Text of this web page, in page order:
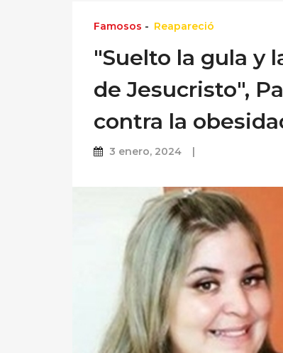
Famosos - Reapareció
"Suelto la gula y
de Jesucristo",
contra la
3 enero, 2024